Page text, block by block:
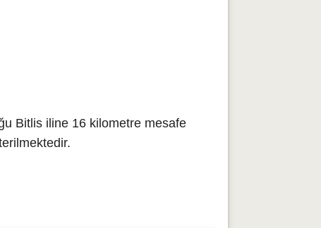
Bitlis iline 16 kilometre mesafe